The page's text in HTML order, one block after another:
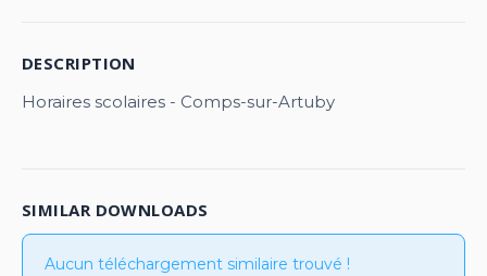
DESCRIPTION
Horaires scolaires - Comps-sur-Artuby
SIMILAR DOWNLOADS
Aucun téléchargement similaire trouvé !